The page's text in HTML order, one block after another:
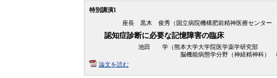
特別講演1
座長 黒木 俊秀（国立病院機構肥前精神医療センター
認知症診断に必要な記憶障害の臨床
池田 学（熊本大学大学院医学薬学研究部
脳機能病態学分野（神経精神科） 教
論文を読む